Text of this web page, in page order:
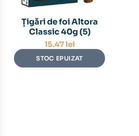
Țigări de foi Altora
Classic 40g (5)
15.47lei
STOC EPUIZAT